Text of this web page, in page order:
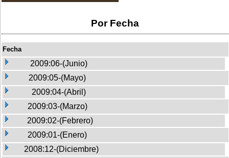
Por Fecha
Fecha
2009:06-(Junio)
2009:05-(Mayo)
2009:04-(Abril)
2009:03-(Marzo)
2009:02-(Febrero)
2009:01-(Enero)
2008:12-(Diciembre)